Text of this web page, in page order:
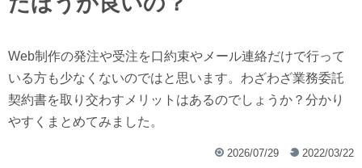
Web制作の発注や受注を口約束やメール連絡だけで行って
いる方も少なくないのではと思います。わざわざ業務委託
契約書を取り交わすメリットはあるのでしょうか？分かり
やすくまとめてみました。
2026/07/29 2022/03/22